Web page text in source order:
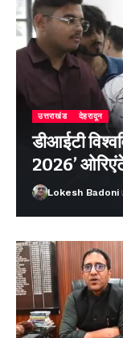
उत्तराखंड देहरादून
डीआईटी
2026’
Lokesh Badoni